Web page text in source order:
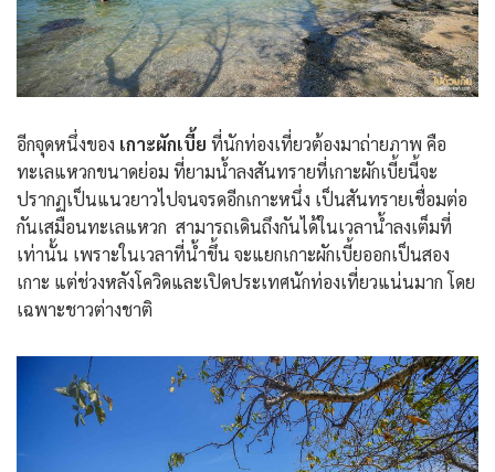
อีกจุดหนึ่งของ เกาะผักเบี้ย ที่นักท่องเที่ยวต้องมาถ่ายภาพ คือ
ทะเลแหวกขนาดย่อม ที่ยามน้ำลงสันทรายที่เกาะผักเบี้ยนี้จะ
ปรากฏเป็นแนวยาวไปจนจรดอีกเกาะหนึ่ง เป็นสันทรายเชื่อมต่อ
กันเสมือนทะเลแหวก สามารถเดินถึงกันได้ในเวลาน้ำลงเต็มที่
เท่านั้น เพราะในเวลาที่น้ำขึ้น จะแยกเกาะผักเบี้ยออกเป็นสอง
เกาะ แต่ช่วงหลังโควิดและเปิดประเทศนักท่องเที่ยวแน่นมาก โดย
เฉพาะชาวต่างชาติ